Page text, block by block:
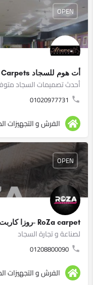
أت هوم للسجاد AT HOME Carpets
أحدث تصميمات السجاد
01020977731
OPEN
الفرش و التجهيزات
RoZa carpet -روزا كاربت
لصناعة و تجارة السجاد
01208800090
OPEN
الفرش و التجهيزات